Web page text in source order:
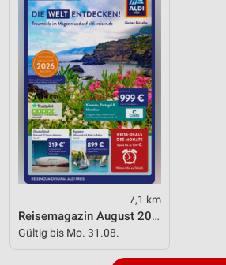
7,1 km
Reisemagazin August 2026
Gültig bis Mo. 31.08.
Funktional
Werbung